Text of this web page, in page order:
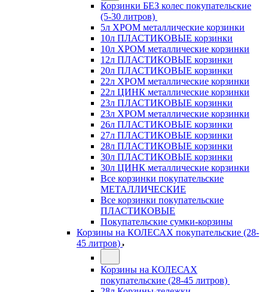
Корзинки БЕЗ колес покупательские
(5-30 литров)
5л ХРОМ металлические корзинки
10л ПЛАСТИКОВЫЕ корзинки
10л ХРОМ металлические корзинки
12л ПЛАСТИКОВЫЕ корзинки
20л ПЛАСТИКОВЫЕ корзинки
22л ХРОМ металлические корзинки
22л ЦИНК металлические корзинки
23л ПЛАСТИКОВЫЕ корзинки
23л ХРОМ металлические корзинки
26л ПЛАСТИКОВЫЕ корзинки
27л ПЛАСТИКОВЫЕ корзинки
28л ПЛАСТИКОВЫЕ корзинки
30л ПЛАСТИКОВЫЕ корзинки
30л ЦИНК металлические корзинки
Все корзинки покупательские
МЕТАЛЛИЧЕСКИЕ
Все корзинки покупательские
ПЛАСТИКОВЫЕ
Покупательские сумки-корзины
Корзины на КОЛЕСАХ покупательские (28-
45 литров)
Корзины на КОЛЕСАХ
покупательские (28-45 литров)